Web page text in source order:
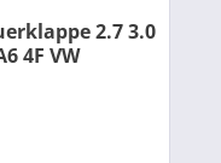
2.7 3.0
4F VW